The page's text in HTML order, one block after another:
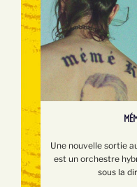
Une nouvelle sortie
est un orchestre
sous la